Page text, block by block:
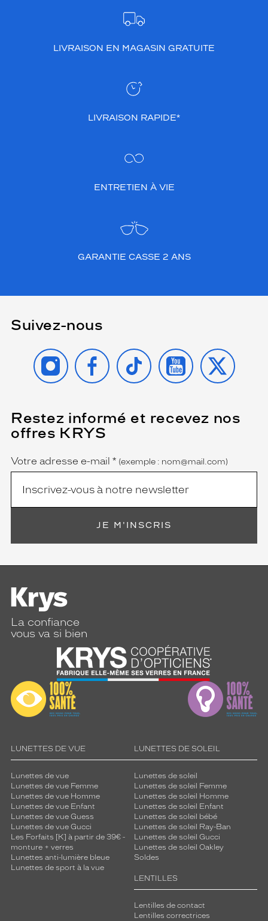
LIVRAISON EN MAGASIN GRATUITE
LIVRAISON RAPIDE*
ENTRETIEN À VIE
GARANTIE CASSE 2 ANS
Suivez-nous
INSTAGRAMFACEBOOK
TIKTOK YOUTUBE
X
Restez informé et recevez nos
offres KRYS
Name
Votre adresse e-mail *
(Ce
champ
est
(exemple : nom@mail.com)
JE M'INSCRIS
La confiance
vous va si bien
LUNETTES DE VUE
Lunettes de vue
Lunettes de vue Femme
Lunettes de vue Homme
Lunettes de vue Enfant
Lunettes de vue Guess
Lunettes de vue Gucci
Les Forfaits [K] à partir de 39€ -
monture + verres
Lunettes anti-lumière bleue
Lunettes de sport à la vue
LUNETTES DE SOLEIL
Lunettes de soleil
Lunettes de soleil Femme
Lunettes de soleil Homme
Lunettes de soleil Enfant
Lunettes de soleil bébé
Lunettes de soleil Ray-Ban
Lunettes de soleil Gucci
Lunettes de soleil Oakley
Soldes
LENTILLES
Lentilles de contact
Lentilles correctrices